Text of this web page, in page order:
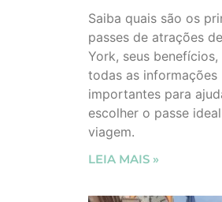
Saiba quais são os
passes de atrações
York, seus
todas as informações
importantes para
escolher o passe
viagem.
LEIA MAIS »